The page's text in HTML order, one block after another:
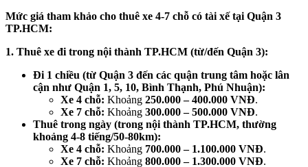
Mức giá tham khảo cho thuê xe 4-7 chỗ có tài xế tại Quận 3
TP.HCM:
1. Thuê xe đi trong nội thành TP.HCM (từ/đến Quận 3):
Đi 1 chiều (từ Quận 3 đến các quận trung tâm hoặc lân
cận như Quận 1, 5, 10, Bình Thạnh, Phú Nhuận):
Xe 4 chỗ: Khoảng 250.000 – 400.000 VNĐ.
Xe 7 chỗ: Khoảng 300.000 – 500.000 VNĐ.
Thuê trong ngày (trong nội thành TP.HCM, thường
khoảng 4-8 tiếng/50-80km):
Xe 4 chỗ: Khoảng 700.000 – 1.100.000 VNĐ.
Xe 7 chỗ: Khoảng 800.000 – 1.300.000 VNĐ.